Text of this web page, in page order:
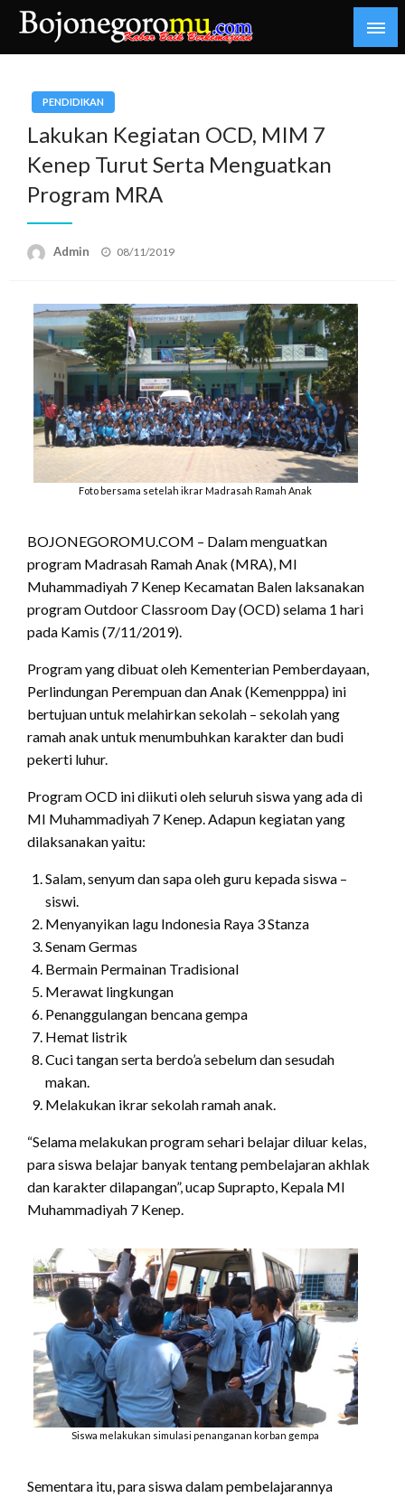
Skip
content
Kabar Baik Berkemajuan
PENDIDIKAN
Lakukan Kegiatan OCD, MIM 7
Kenep Turut Serta Menguatkan
Program MRA
Admin
Posted
08/11/2019
Foto bersama setelah ikrar Madrasah Ramah Anak
BOJONEGOROMU.COM – Dalam menguatkan
program Madrasah Ramah Anak (MRA), MI
Muhammadiyah 7 Kenep Kecamatan Balen laksanakan
program Outdoor Classroom Day (OCD) selama 1 hari
pada Kamis (7/11/2019).
Program yang dibuat oleh Kementerian Pemberdayaan,
Perlindungan Perempuan dan Anak (Kemenpppa) ini
bertujuan untuk melahirkan sekolah – sekolah yang
ramah anak untuk menumbuhkan karakter dan budi
pekerti luhur.
Program OCD ini diikuti oleh seluruh siswa yang ada di
MI Muhammadiyah 7 Kenep. Adapun kegiatan yang
dilaksanakan yaitu:
Salam, senyum dan sapa oleh guru kepada siswa –
siswi.
Menyanyikan lagu Indonesia Raya 3 Stanza
Senam Germas
Bermain Permainan Tradisional
Merawat lingkungan
Penanggulangan bencana gempa
Hemat listrik
Cuci tangan serta berdo’a sebelum dan sesudah
makan.
Melakukan ikrar sekolah ramah anak.
“Selama melakukan program sehari belajar diluar kelas,
para siswa belajar banyak tentang pembelajaran akhlak
dan karakter dilapangan”, ucap Suprapto, Kepala MI
Muhammadiyah 7 Kenep.
Siswa melakukan simulasi penanganan korban gempa
Sementara itu, para siswa dalam pembelajarannya